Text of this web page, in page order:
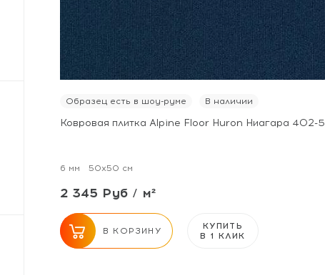
Образец есть в шоу-руме В наличии
Ковровая плитка Alpine Floor Huron Ниагара 402-5
6 мм 50x50 см
2 345 Руб / м²
В КОРЗИНУ
КУПИТЬ
В 1 КЛИК